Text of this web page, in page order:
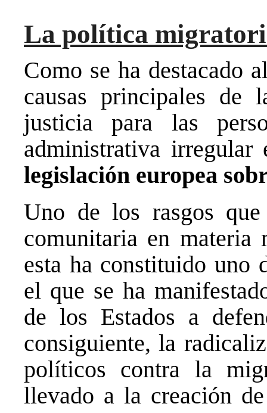
La política
Como se ha destacado
causas principales
justicia para las
administrativa
legislación europea
Uno de los rasgos
comunitaria en materia
esta ha constituido uno
el que se ha
de los Estados a
consiguiente, la
políticos contra la
llevado a la creación